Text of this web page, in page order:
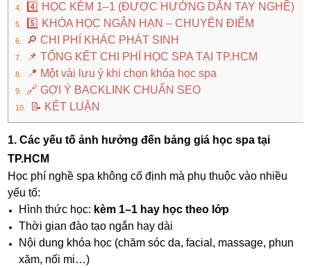
4️⃣ HỌC KÈM 1–1 (ĐƯỢC HƯỚNG DẪN TAY NGHỀ)
5️⃣ KHÓA HỌC NGẮN HẠN – CHUYÊN ĐIỂM
🔎 CHI PHÍ KHÁC PHÁT SINH
📌 TỔNG KẾT CHI PHÍ HỌC SPA TẠI TP.HCM
📍 Một vài lưu ý khi chọn khóa học spa
🔗 GỢI Ý BACKLINK CHUẨN SEO
📝 KẾT LUẬN
1. Các yếu tố ảnh hưởng đến bảng giá học spa tại
TP.HCM
Học phí nghề spa không cố định mà phụ thuộc vào nhiều
yếu tố:
Hình thức học: kèm 1–1 hay học theo lớp
Thời gian đào tạo ngắn hay dài
Nội dung khóa học (chăm sóc da, facial, massage, phun
xăm, nối mi…)